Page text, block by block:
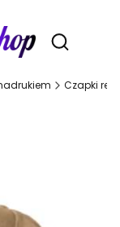
Otwórz
Czapki